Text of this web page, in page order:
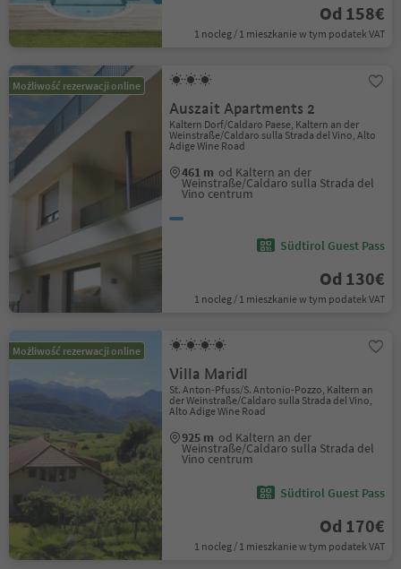
Od 158€
1 nocleg / 1 mieszkanie w tym podatek VAT
Możliwość rezerwacji online
Auszait Apartments 2
Kaltern Dorf/Caldaro Paese, Kaltern an der
Weinstraße/Caldaro sulla Strada del Vino, Alto
Adige Wine Road
461 m od Kaltern an der
Weinstraße/Caldaro sulla Strada del
Vino centrum
Südtirol Guest Pass
Od 130€
1 nocleg / 1 mieszkanie w tym podatek VAT
Możliwość rezerwacji online
Villa Maridl
St. Anton-Pfuss/S. Antonio-Pozzo, Kaltern an
der Weinstraße/Caldaro sulla Strada del Vino,
Alto Adige Wine Road
925 m od Kaltern an der
Weinstraße/Caldaro sulla Strada del
Vino centrum
Südtirol Guest Pass
Od 170€
1 nocleg / 1 mieszkanie w tym podatek VAT